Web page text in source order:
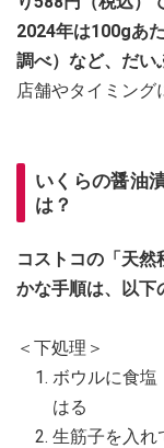
2024年は100gあ
調べ）など、だい
店舗やタイミング
いくらの醤油
は？
コストコの「天然
かな手順は、以下
＜下処理＞
ボウルに食
はる
生筋子を入れ